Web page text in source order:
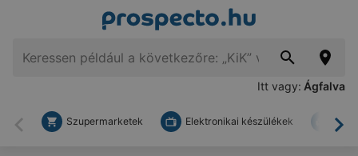
Itt vagy: Ágfalva
Vissza
Szupermarketek Elektronikai készülékek